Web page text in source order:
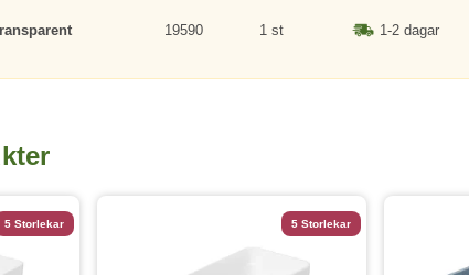
19590 1 st 1-2 dagar
5 Storlekar 5 Storlekar